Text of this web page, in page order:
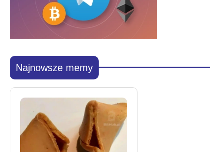
Najnowsze memy